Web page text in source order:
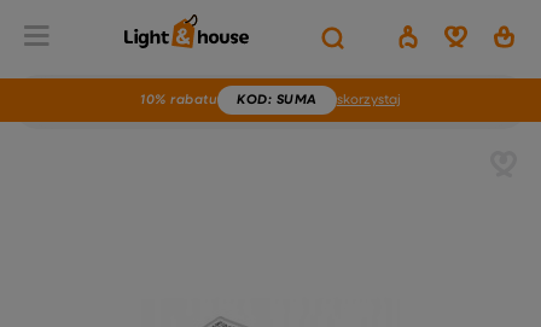
10% rabatu KOD: SUMA skorzystaj